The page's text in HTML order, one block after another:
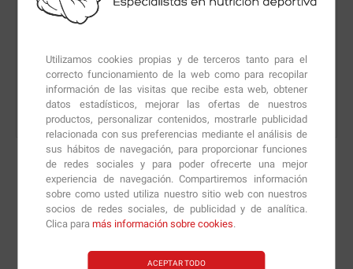
Utilizamos cookies propias y de terceros tanto para el
correcto funcionamiento de la web como para recopilar
información de las visitas que recibe esta web, obtener
datos estadísticos, mejorar las ofertas de nuestros
productos, personalizar contenidos, mostrarle publicidad
relacionada con sus preferencias mediante el análisis de
sus hábitos de navegación, para proporcionar funciones
de redes sociales y para poder ofrecerte una mejor
experiencia de navegación. Compartiremos información
sobre como usted utiliza nuestro sitio web con nuestros
socios de redes sociales, de publicidad y de analítica.
Clica paramás información sobre cookies.
ACEPTAR TODO
Nuevas versiones y
recomendaciones de
nuestros nutricionistas.